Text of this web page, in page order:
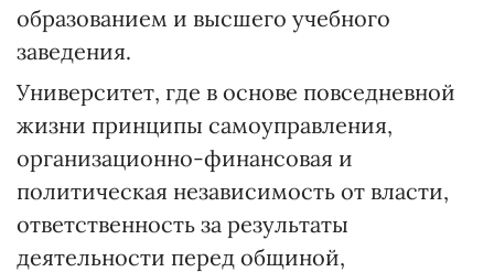
образованием и высшего учебного
заведения.
Университет, где в основе повседневной
жизни принципы самоуправления,
организационно-финансовая и
политическая независимость от власти,
ответственность за результаты
деятельности перед общиной,